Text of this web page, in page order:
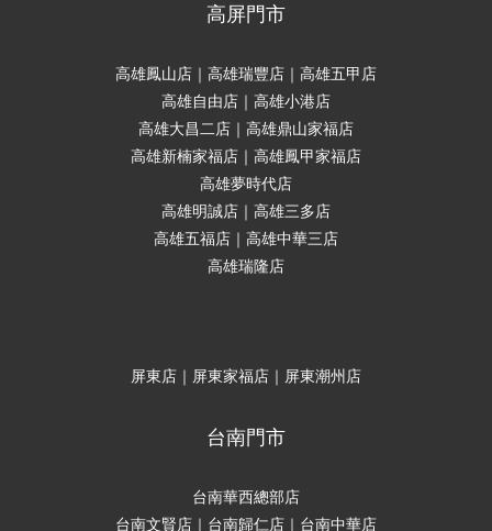
高屏門市
高雄鳳山店｜高雄瑞豐店｜高雄五甲店
高雄自由店｜高雄小港店
高雄大昌二店｜高雄鼎山家福店
高雄新楠家福店｜高雄鳳甲家福店
高雄夢時代店
高雄明誠店｜高雄三多店
高雄五福店｜高雄中華三店
高雄瑞隆店
屏東店｜屏東家福店｜屏東潮州店
台南門市
台南華西總部店
台南文賢店｜台南歸仁店｜台南中華店